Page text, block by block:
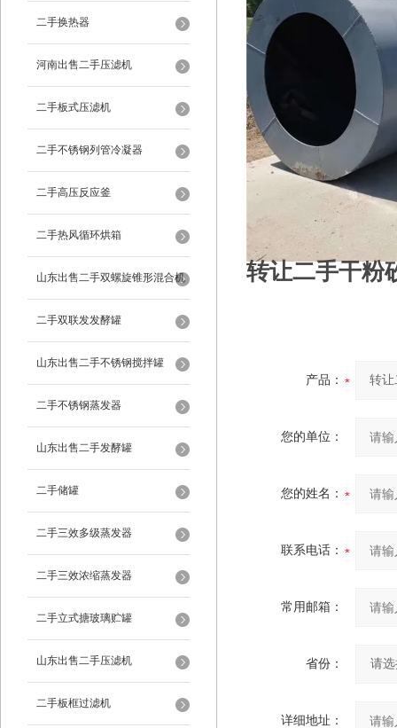
二手换热器
河南出售二手压滤机
二手板式压滤机
二手不锈钢列管冷凝器
二手高压反应釜
二手热风循环烘箱
山东出售二手双螺旋锥形混合机
二手双联发发酵罐
山东出售二手不锈钢搅拌罐
二手不锈钢蒸发器
山东出售二手发酵罐
二手储罐
二手三效多级蒸发器
二手三效浓缩蒸发器
二手立式搪玻璃贮罐
山东出售二手压滤机
二手板框过滤机
转让二手干粉
产品：
您的单位：
您的姓名：
联系电话：
常用邮箱：
省份：
详细地址：